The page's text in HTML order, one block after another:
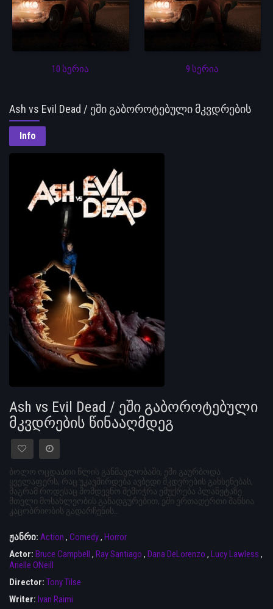
10 სერია 9 სერია
Ash vs Evil Dead / ეში გაბოროტებული მკვდრების
წინააღმდეგ
Info
Ash vs Evil Dead / ეში გაბოროტებული
მკვდრების წინააღმდეგ
ბოლო ოცდაათი წლის განმავლობაში, ეში გაურბოდა
ყველაფერს, რაც უკავშირდება ავბედი მკდვრების გახსენებას,
მაგრამ როდესაც მომდევნო შემოჭრა ემუქრება პლანეტაზე
მთელი მოსახლეობის განადგურებით, ეში ერთადერთი შანსია
კაცობრიობის გადარჩენის…
ჟანრი: Action , Comedy, Horror
Actor: Bruce Campbell , Ray Santiago , Dana DeLorenzo , Lucy Lawless ,
Arielle ONeill
Director: Tony Tilse
Writer: Ivan Raimi